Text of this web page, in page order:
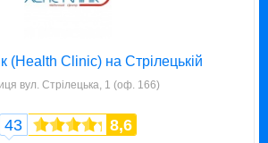
(Health Clinic) на Стрілецькій
вул. Стрілецька, 1 (оф. 166)
43 8,6